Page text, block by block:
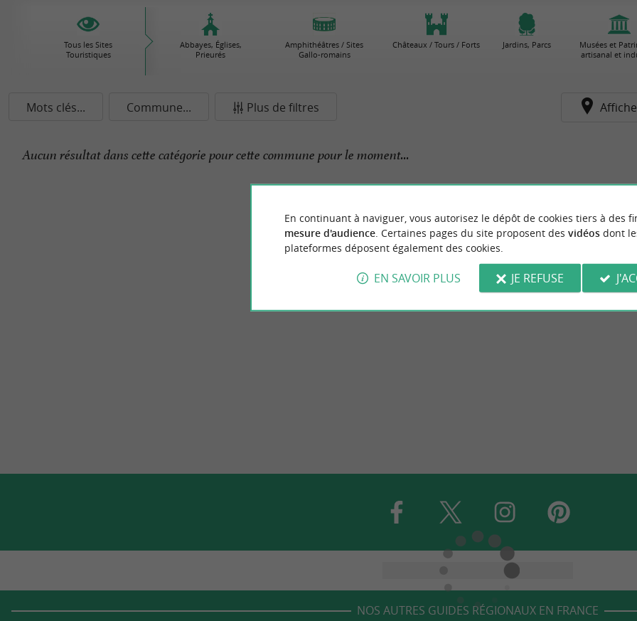
Tous les Sites
Touristiques
Abbayes, Églises,
Prieurés
Amphithéâtres / Sites
Gallo-romains
Châteaux / Tours / Forts Jardins, Parcs
Musées et
artisanal et
Mots clés... Commune... Plus de filtres
Aucun résultat dans cette catégorie pour cette commune pour le moment...
NOS AUTRES GUIDES RÉGIONAUX EN FRANCE
En continuant à naviguer, vous autorisez le dépôt de cookies tiers à des
mesure d'audience. Certaines pages du site proposent des vidéosdont
plateformes déposent également des cookies.
EN SAVOIR PLUS JE REFUSE